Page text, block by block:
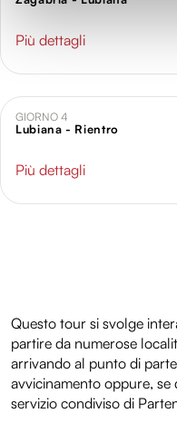
(impronte digitali).
e imposta le tue
modificare o ritirare il
dalla Dichiarazione sui
Utilizziamo i cookie per
annunci, per fornire
analizzare il nostro
informazioni sul modo
Più dettagli
GIORNO 4
Lubiana - Rientro
Più dettagli
Questo tour si svolge
partire da numerose
arrivando al punto di
avvicinamento oppure,
servizio condiviso di